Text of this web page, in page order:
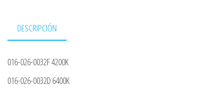
DESCRIPCIÓN
016-026-0032F 4200K
016-026-0032D 6400K